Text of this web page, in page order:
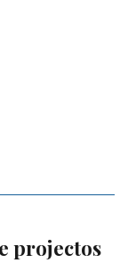
projectos